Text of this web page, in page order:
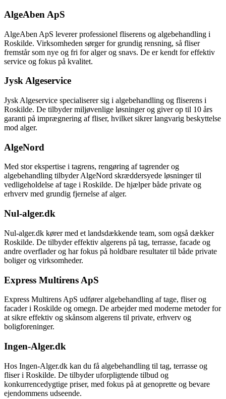
AlgeAben ApS
AlgeAben ApS leverer professionel fliserens og algebehandling i
Roskilde. Virksomheden sørger for grundig rensning, så fliser
fremstår som nye og fri for alger og snavs. De er kendt for effektiv
service og fokus på kvalitet.
Jysk Algeservice
Jysk Algeservice specialiserer sig i algebehandling og fliserens i
Roskilde. De tilbyder miljøvenlige løsninger og giver op til 10 års
garanti på imprægnering af fliser, hvilket sikrer langvarig beskyttelse
mod alger.
AlgeNord
Med stor ekspertise i tagrens, rengøring af tagrender og
algebehandling tilbyder AlgeNord skræddersyede løsninger til
vedligeholdelse af tage i Roskilde. De hjælper både private og
erhverv med grundig fjernelse af alger.
Nul-alger.dk
Nul-alger.dk kører med et landsdækkende team, som også dækker
Roskilde. De tilbyder effektiv algerens på tag, terrasse, facade og
andre overflader og har fokus på holdbare resultater til både private
boliger og virksomheder.
Express Multirens ApS
Express Multirens ApS udfører algebehandling af tage, fliser og
facader i Roskilde og omegn. De arbejder med moderne metoder for
at sikre effektiv og skånsom algerens til private, erhverv og
boligforeninger.
Ingen-Alger.dk
Hos Ingen-Alger.dk kan du få algebehandling til tag, terrasse og
fliser i Roskilde. De tilbyder uforpligtende tilbud og
konkurrencedygtige priser, med fokus på at genoprette og bevare
ejendommens udseende.